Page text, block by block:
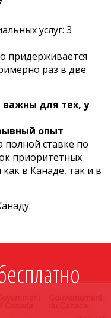
услуг: 3
придерживается
раз в две
для тех, у
опыт
полной ставке по
приоритетных.
в Канаде, так и в